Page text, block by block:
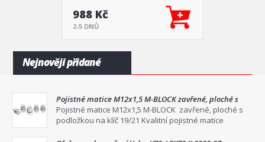
988 Kč
2-5 DNŮ
Nejnověji přidané
Pojistné matice M12x1,5 M-BLOCK zavřené, ploché s
podložkou na klíč 19/21
Pojistné matice M12x1,5 M-BLOCK zavřené, ploché s
podložkou na klíč 19/21 Kvalitní pojistné matice